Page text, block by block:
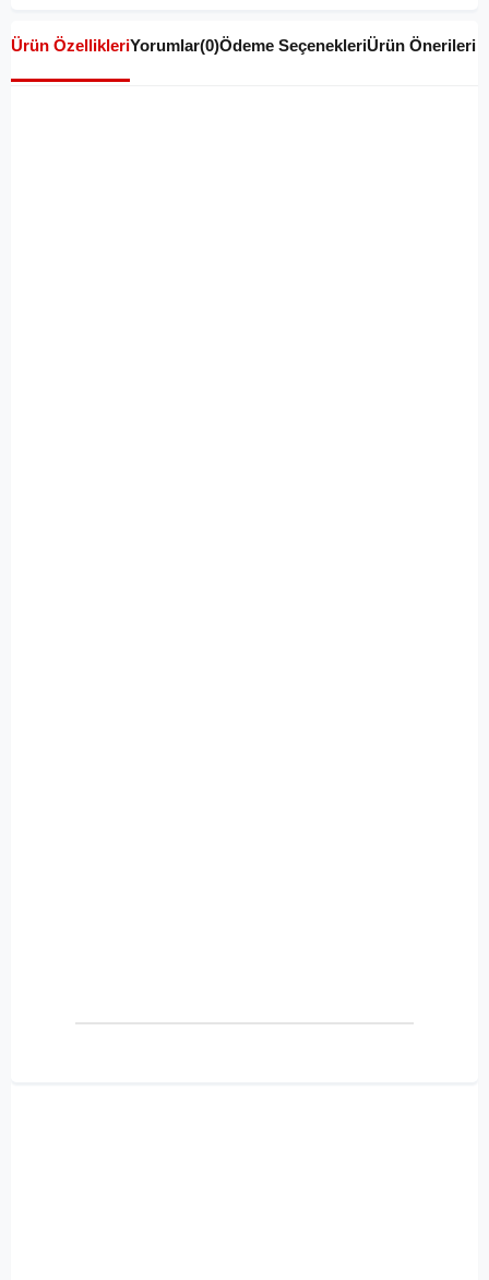
Ürün ÖzellikleriYorumlar(0)Ödeme SeçenekleriÜrün Önerileri